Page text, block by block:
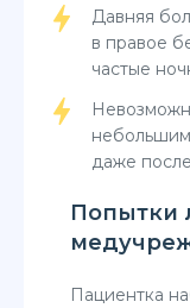
Давняя
в правое
частые
даже
Попытки
Пациентка